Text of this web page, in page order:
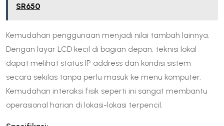
SR650
Kemudahan penggunaan menjadi nilai tambah lainnya.
Dengan layar LCD kecil di bagian depan, teknisi lokal
dapat melihat status IP address dan kondisi sistem
secara sekilas tanpa perlu masuk ke menu komputer.
Kemudahan interaksi fisik seperti ini sangat membantu
operasional harian di lokasi-lokasi terpencil.